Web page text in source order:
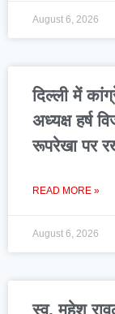
August 6, 2026
दिल्ली में
अध्यक्ष हर्ष
रूपरेखा पर
READ MORE »
August 6, 2026
स्व. महेश